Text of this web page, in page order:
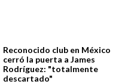
Reconocido club en México
cerró la puerta a James
Rodríguez: "totalmente
descartado"